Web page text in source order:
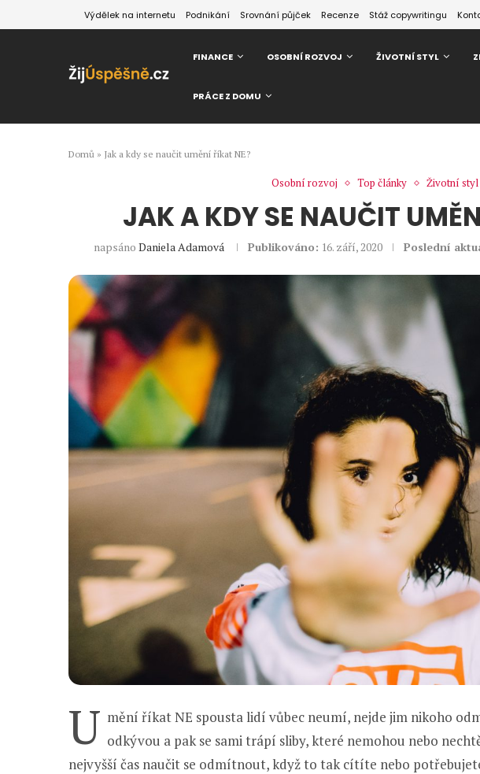
Výdělek na internetu Podnikání Srovnání půjček Recenze Stáž copywritingu
FINANCE OSOBNÍ ROZVOJ ŽIVOTNÍ STYL
PRÁCE Z DOMU
Domů » Jak a kdy se naučit umění říkat NE?
Osobní rozvoj Top články Životní styl
JAK A KDY SE NAUČIT
napsáno Daniela Adamová Publikováno: 16. září, 2020 Poslední
U mění říkat NE spousta lidí vůbec neumí, nejde jim nikoho
odkývou a pak se sami trápí sliby, které nemohou nebo
nejvyšší čas naučit se odmítnout, když to tak cítíte nebo